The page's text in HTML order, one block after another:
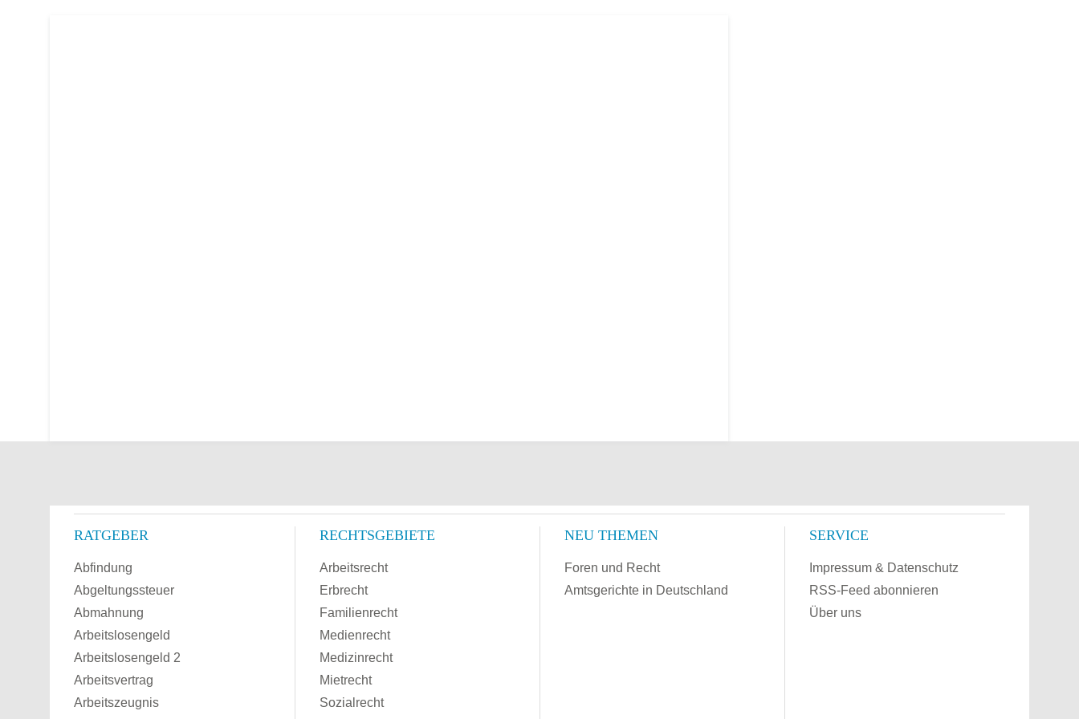
RATGEBER
Abfindung
Abgeltungssteuer
Abmahnung
Arbeitslosengeld
Arbeitslosengeld 2
Arbeitsvertrag
Arbeitszeugnis
RECHTSGEBIETE
Arbeitsrecht
Erbrecht
Familienrecht
Medienrecht
Medizinrecht
Mietrecht
Sozialrecht
NEU THEMEN
Foren und Recht
Amtsgerichte in Deutschland
SERVICE
Impressum & Datenschutz
RSS-Feed abonnieren
Über uns